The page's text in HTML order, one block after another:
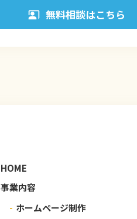
無料相談はこちら
HOME
事業内容
- ホームページ制作